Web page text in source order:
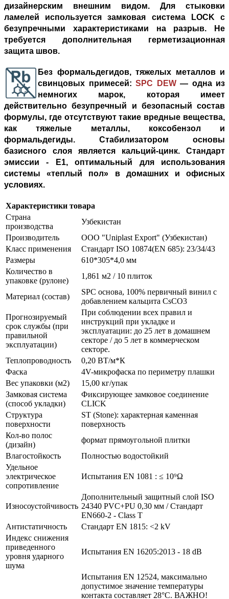
дизайнерским внешним видом. Для стыковки
ламелей используется замковая система LOCK с
безупречными характеристиками на разрыв. Не
требуется дополнительная герметизационная
защита швов.
Без формальдегидов, тяжелых металлов и
свинцовых примесей: SPC DEW — одна из
немногих марок, которая имеет
действительно безупречный и безопасный состав
формулы, где отсутствуют такие вредные вещества,
как тяжелые металлы, коксобензол и
формальдегиды. Стабилизатором основы
базисного слоя является кальций-цинк. Стандарт
эмиссии - E1, оптимальный для использования
системы «теплый пол» в домашних и офисных
условиях.
Характеристики товара
Страна
производства
Узбекистан
Производитель
ООО "Uniplast Export" (Узбекистан)
Класс применения
Стандарт ISO 10874(EN 685): 23/34/43
Размеры
610*305*4,0 мм
Количество в
упаковке (рулоне)
1,861 м2 / 10 плиток
Материал (состав)
SPC основа, 100% первичный винил с
добавлением кальцита CsCO3
Прогнозируемый
срок службы (при
правильной
эксплуатации)
При соблюдении всех правил и
инструкций при укладке и
эксплуатации: до 25 лет в домашнем
секторе / до 5 лет в коммерческом
секторе.
Теплопроводность
0,20 ВТ/м*К
Фаска
4V-микрофаска по периметру плашки
Вес упаковки (м2)
15,00 кг/упак
Замковая система
(способ укладки)
Фиксирующее замковое соединение
CLICK
Структура
поверхности
ST (Stone): характерная каменная
поверхность
Кол-во полос
(дизайн)
формат прямоугольной плитки
Влагостойкость
Полностью водостойкий
Удельное
электрическое
сопротивление
Испытания EN 1081 : ≤ 10⁹Ω
Износоустойчивость
Дополнительный защитный слой ISO
24340 PVC+PU 0,30 мм / Стандарт
EN660-2 - Class T
Антистатичность
Стандарт EN 1815: <2 kV
Индекс снижения
приведенного
уровня ударного
шума
Испытания EN 16205:2013 - 18 dB
Испытания EN 12524, максимально
допустимое значение температуры
контакта составляет 28°С. ВАЖНО!